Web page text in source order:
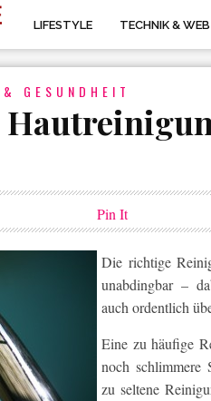
LIFESTYLE TECHNIK & WEB
GESUNDHEIT
Pin It
Die richtige
unabdingbar –
auch ordentlich
Eine zu häufige
noch schlimmere
zu seltene